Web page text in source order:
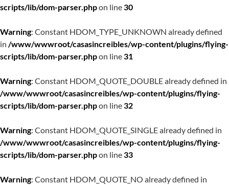
scripts/lib/dom-parser.phpon line30
Warning: Constant HDOM_TYPE_UNKNOWN already defined
in /www/wwwroot/casasincreibles/wp-content/plugins/flying-
scripts/lib/dom-parser.phpon line31
Warning: Constant HDOM_QUOTE_DOUBLE already defined in
/www/wwwroot/casasincreibles/wp-content/plugins/flying-
scripts/lib/dom-parser.phpon line32
Warning: Constant HDOM_QUOTE_SINGLE already defined in
/www/wwwroot/casasincreibles/wp-content/plugins/flying-
scripts/lib/dom-parser.phpon line33
Warning: Constant HDOM_QUOTE_NO already defined in